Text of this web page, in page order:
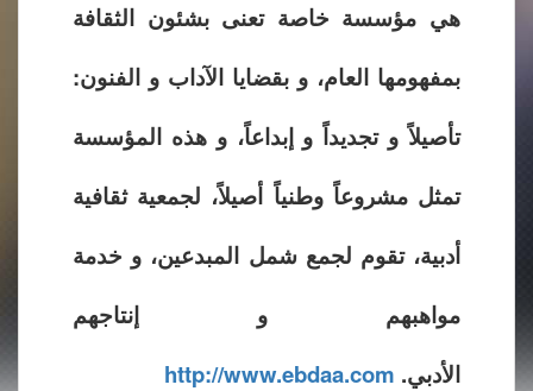
هي مؤسسة خاصة تعنى بشئون الثقافة
بمفهومها العام، و بقضايا الآداب و الفنون:
تأصيلاً و تجديداً و إبداعاً، و هذه المؤسسة
تمثل مشروعاً وطنياً أصيلاً، لجمعية ثقافية
أدبية، تقوم لجمع شمل المبدعين، و خدمة
مواهبهم و إنتاجهم
الأدبي. http://www.ebdaa.com